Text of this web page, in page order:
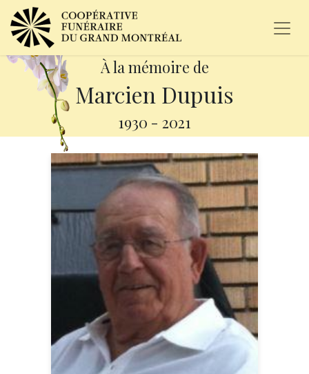
À la mémoire de
Marcien Dupuis
1930 - 2021